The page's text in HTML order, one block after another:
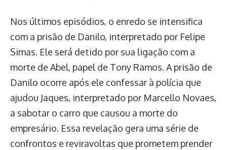
Nos últimos episódios, o enredo se intensifica
com a prisão de Danilo, interpretado por Felipe
Simas. Ele será detido por sua ligação com a
morte de Abel, papel de Tony Ramos. A prisão de
Danilo ocorre após ele confessar à polícia que
ajudou Jaques, interpretado por Marcello Novaes,
a sabotar o carro que causou a morte do
empresário. Essa revelação gera uma série de
confrontos e reviravoltas que prometem prender